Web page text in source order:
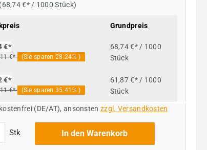
(68,74 €* / 1000 Stück)
Grundpreis
€*
€* (Sie sparen 28.24% )
68,74 €* / 1000
Stück
€*
€* (Sie sparen 35.41% )
61,87 €* / 1000
Stück
(DE/AT), ansonsten zzgl. Versandkosten
Stk In den Warenkorb